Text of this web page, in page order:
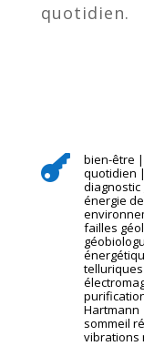
quotidien.
 bien-être |
quotidien |
diagnostic
énergie
failles
telluriques
Hartmann
sommeil
vibrations